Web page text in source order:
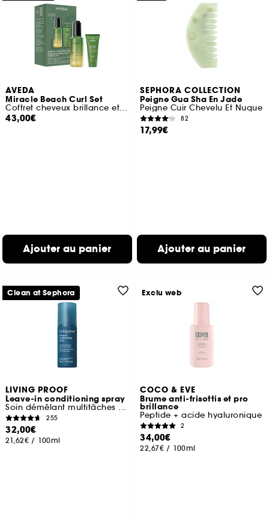
AVEDA
Miracle Beach Curl Set
Coffret cheveux brillance et boucles
43,00€
Ajouter au panier
SEPHORA COLLECTION
Peigne Gua Sha En Jade
Peigne Cuir Chevelu Et Nuque
82
17,99€
Ajouter au panier
LIVING PROOF
Leave-in conditioning spray
Soin démêlant multitâches démêlant anti-chaleur
255
32,00€
21,62€ / 100ml
Clean at Sephora
COCO & EVE
Brume anti-frisottis et pro
brillance
Peptide + acide hyaluronique
2
34,00€
22,67€ / 100ml
Exclu web